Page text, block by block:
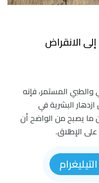
المستمر، فإنه
البشرية في
ما يصبح من الواضح أن
الإطلاق.